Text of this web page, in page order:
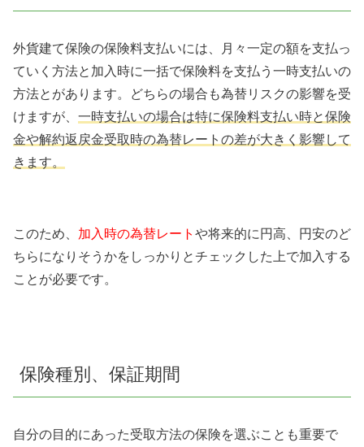
外貨建て保険の保険料支払いには、月々一定の額を支払っ
ていく方法と加入時に一括で保険料を支払う一時支払いの
方法とがあります。どちらの場合も為替リスクの影響を受
けますが、 一時支払いの場合は特に保険料支払い時と保険
金や解約返戻金受取時の為替レートの差が大きく影響して
きます。
このため、 加入時の為替レート や将来的に円高、円安のど
ちらになりそうかをしっかりとチェックした上で加入する
ことが必要です。
保険種別、保証期間
自分の目的にあった受取方法の保険を選ぶことも重要で